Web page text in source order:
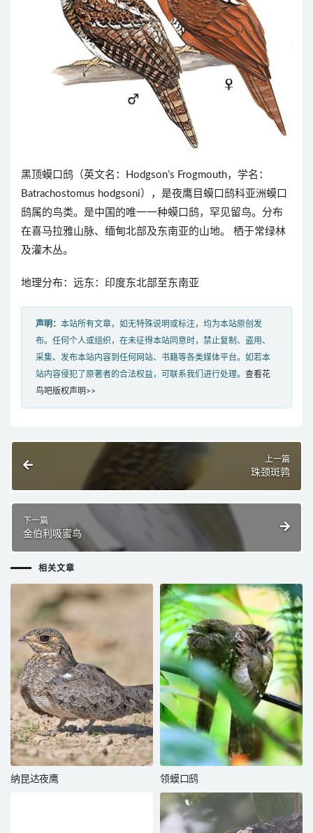
黑顶蟆口鸱（英文名：Hodgson’s Frogmouth，学名：
Batrachostomus hodgsoni），是夜鹰目蟆口鸱科亚洲蟆口
鸱属的鸟类。是中国的唯一一种蟆口鸱，罕见留鸟。分布
在喜马拉雅山脉、缅甸北部及东南亚的山地。 栖于常绿林
及灌木丛。
地理分布：远东：印度东北部至东南亚
声明： 本站所有文章，如无特殊说明或标注，均为本站原创发
布。任何个人或组织，在未征得本站同意时，禁止复制、盗用、
采集、发布本站内容到任何网站、书籍等各类媒体平台。如若本
站内容侵犯了原著者的合法权益，可联系我们进行处理。 查看花
鸟吧版权声明>>
上一篇
珠颈斑鹑
下一篇
金伯利吸蜜鸟
相关文章
纳昆达夜鹰 领蟆口鸱